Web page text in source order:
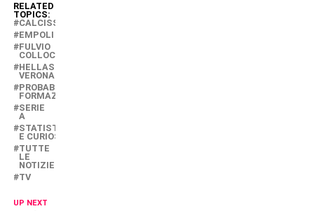
RELATED
TOPICS:
CALCISSIMO
EMPOLI
FULVIO
COLLOCATI
HELLAS
VERONA
PROBABILI
FORMAZIONI
SERIE
A
STATISTICHE
E CURIOSITÀ
TUTTE
LE
NOTIZIE
TV
UP NEXT